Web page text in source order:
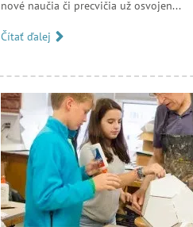
nové naučia či precvičia už osvojen...
Čítať ďalej